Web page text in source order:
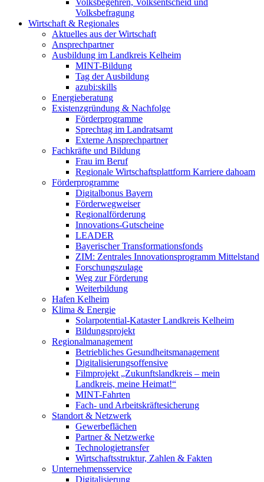
Volksbegehren, Volksentscheid und
Volksbefragung
Wirtschaft & Regionales
Aktuelles aus der Wirtschaft
Ansprechpartner
Ausbildung im Landkreis Kelheim
MINT-Bildung
Tag der Ausbildung
azubi:skills
Energieberatung
Existenzgründung & Nachfolge
Förderprogramme
Sprechtag im Landratsamt
Externe Ansprechpartner
Fachkräfte und Bildung
Frau im Beruf
Regionale Wirtschaftsplattform Karriere dahoam
Förderprogramme
Digitalbonus Bayern
Förderwegweiser
Regionalförderung
Innovations-Gutscheine
LEADER
Bayerischer Transformationsfonds
ZIM: Zentrales Innovationsprogramm Mittelstand
Forschungszulage
Weg zur Förderung
Weiterbildung
Hafen Kelheim
Klima & Energie
Solarpotential-Kataster Landkreis Kelheim
Bildungsprojekt
Regionalmanagement
Betriebliches Gesundheitsmanagement
Digitalisierungsoffensive
Filmprojekt „Zukunftslandkreis – mein
Landkreis, meine Heimat!“
MINT-Fahrten
Fach- und Arbeitskräftesicherung
Standort & Netzwerk
Gewerbeflächen
Partner & Netzwerke
Technologietransfer
Wirtschaftsstruktur, Zahlen & Fakten
Unternehmensservice
Digitalisierung